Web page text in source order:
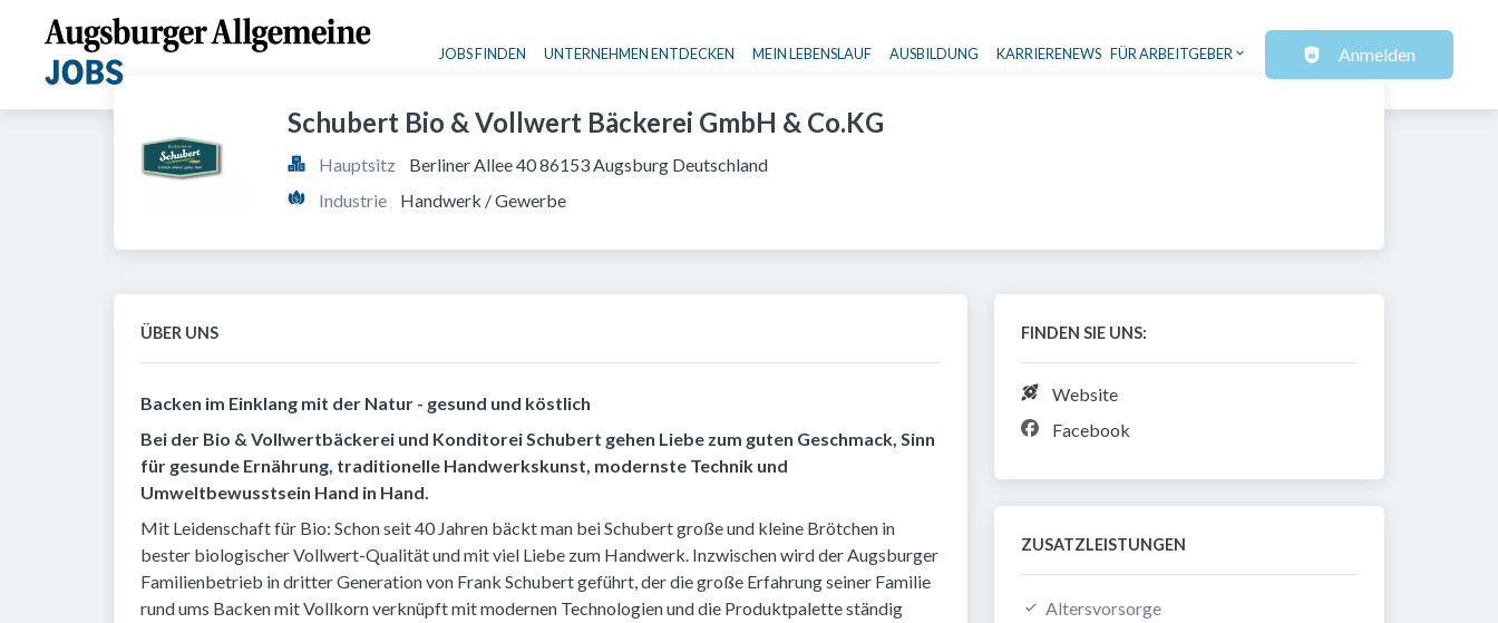
Haupt-Navigation
JOBS FINDEN UNTERNEHMEN ENTDECKEN MEIN LEBENSLAUF AUSBILDUNG KARRIERENEWS FÜR ARBEITGEBER Anmelden
Schubert Bio & Vollwert Bäckerei GmbH & Co.KG
Hauptsitz
Berliner Allee 40 86153 Augsburg Deutschland
Industrie
Handwerk / Gewerbe
ÜBER UNS
Backen im Einklang mit der Natur - gesund und köstlich
Bei der Bio & Vollwertbäckerei und Konditorei Schubert gehen Liebe zum guten Geschmack, Sinn
für gesunde Ernährung, traditionelle Handwerkskunst, modernste Technik und
Umweltbewusstsein Hand in Hand.
Mit Leidenschaft für Bio: Schon seit 40 Jahren bäckt man bei Schubert große und kleine Brötchen in
bester biologischer Vollwert-Qualität und mit viel Liebe zum Handwerk. Inzwischen wird der Augsburger
Familienbetrieb in dritter Generation von Frank Schubert geführt, der die große Erfahrung seiner Familie
rund ums Backen mit Vollkorn verknüpft mit modernen Technologien und die Produktpalette ständig
FINDEN SIE UNS:
Website
Facebook
ZUSATZLEISTUNGEN
Altersvorsorge